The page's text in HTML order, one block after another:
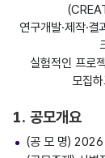
연구개발·제작·
실험적인 프로
모집
1. 공모개요
(공 모 명) 2026